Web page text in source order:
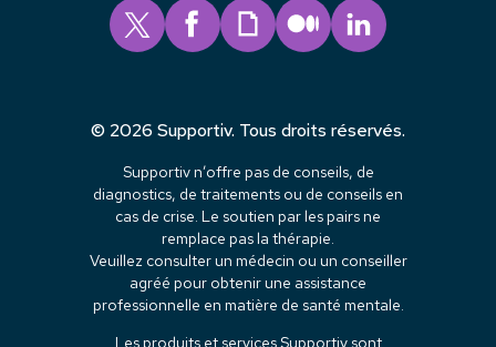
© 2026 Supportiv. Tous droits réservés.
Supportiv n’offre pas de conseils, de
diagnostics, de traitements ou de conseils en
cas de crise. Le soutien par les pairs ne
remplace pas la thérapie.
Veuillez consulter un médecin ou un conseiller
agréé pour obtenir une assistance
professionnelle en matière de santé mentale.